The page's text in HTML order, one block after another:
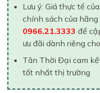
Lưu ý: Giá thực tế
chính sách của
0966.21.3333 để
ưu đãi dành riêng
Tân Thời Đại cam
tốt nhất thị trường